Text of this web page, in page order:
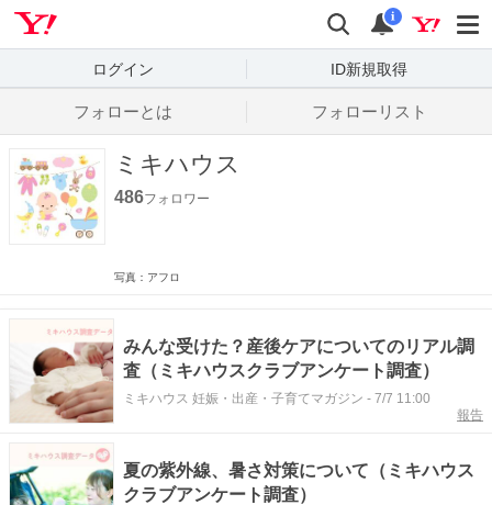
検索
通知
i
ログイン ID新規取得
フォローとは フォローリスト
ミキハウス
486フォロワー
写真：アフロ
みんな受けた？産後ケアについてのリアル調
査（ミキハウスクラブアンケート調査）
ミキハウス 妊娠・出産・子育てマガジン - 7/7 11:00
報告
夏の紫外線、暑さ対策について（ミキハウス
クラブアンケート調査）